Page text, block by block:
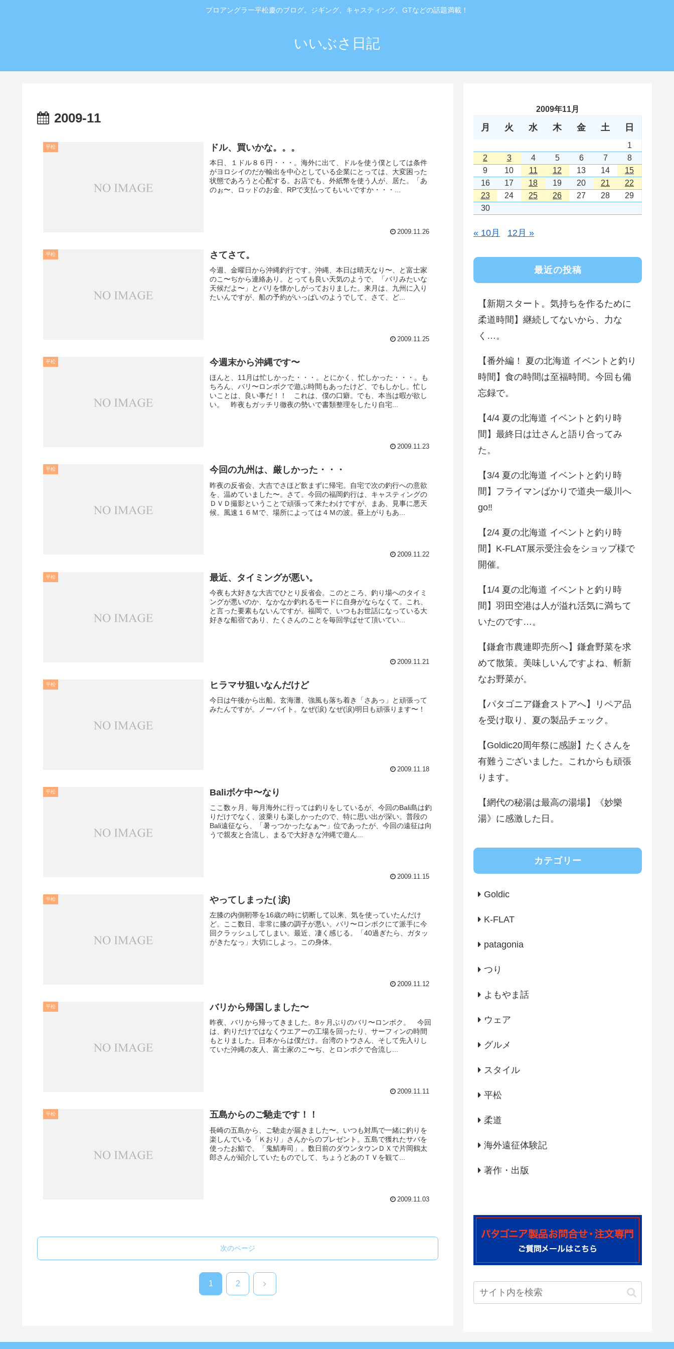
プロアングラー平松慶のブログ。ジギング、キャスティング、GTなどの話題満載！
いいぶさ日記
2009-11
平松 ドル、買いかな。。。
本日、１ドル８６円・・・。海外に出て、ドルを使う僕としては条件
がヨロシイのだが輸出を中心としている企業にとっては、大変困った
状態であろうと心配する。お店でも、外紙幣を使う人が、居た。「あ
のぉ〜、ロッドのお金、RPで支払ってもいいですか・・・...
2009.11.26
平松 さてさて。
今週、金曜日から沖縄釣行です。沖縄、本日は晴天なり〜、と富士家
のこ〜ぢから連絡あり。とっても良い天気のようで、「バリみたいな
天候だよ〜」とバリを懐かしがっておりました。来月は、九州に入り
たいんですが、船の予約がいっぱいのようでして、さて、ど...
2009.11.25
平松 今週末から沖縄です〜
ほんと、11月は忙しかった・・・。とにかく、忙しかった・・・。も
ちろん、バリ〜ロンボクで遊ぶ時間もあったけど、でもしかし。忙し
いことは、良い事だ！！ これは、僕の口癖。でも、本当は暇が欲し
い。 昨夜もガッチリ徹夜の勢いで書類整理をしたり自宅...
2009.11.23
平松 今回の九州は、厳しかった・・・
昨夜の反省会、大吉でさほど飲まずに帰宅。自宅で次の釣行への意欲
を、温めていました〜。さて。今回の福岡釣行は、キャスティングの
ＤＶＤ撮影ということで頑張って来たわけですが、まあ、見事に悪天
候。風速１６Ｍで、場所によっては４Ｍの波。昼上がりもあ...
2009.11.22
平松 最近、タイミングが悪い。
今夜も大好きな大吉でひとり反省会。このところ、釣り場へのタイミ
ングが悪いのか、なかなか釣れるモードに自身がならなくて。これ、
と言った要素もないんですが。福岡で、いつもお世話になっている大
好きな船宿であり、たくさんのことを毎回学ばせて頂いてい...
2009.11.21
平松 ヒラマサ狙いなんだけど
今日は午後から出船。玄海灘、強風も落ち着き「さあっ」と頑張って
みたんですが。ノーバイト。なぜ(涙) なぜ(涙)明日も頑張ります〜！
2009.11.18
平松 Baliボケ中〜なり
ここ数ヶ月、毎月海外に行っては釣りをしているが、今回のBali島は釣
りだけでなく、波乗りも楽しかったので、特に思い出が深い。普段の
Bali遠征なら、「暑っつかったなぁ〜」位であったが、今回の遠征は向
うで親友と合流し、まるで大好きな沖縄で遊ん...
2009.11.15
平松 やってしまった( 涙)
左膝の内側靭帯を16歳の時に切断して以来、気を使っていたんだけ
ど。ここ数日、非常に膝の調子が悪い。バリ〜ロンボクにて派手に今
回クラッシュしてしまい。最近、凄く感じる。「40過ぎたら、ガタッ
がきたなっ」大切にしよっ。この身体。
2009.11.12
平松 バリから帰国しました〜
昨夜、バリから帰ってきました。8ヶ月ぶりのバリ〜ロンボク。 今回
は、釣りだけではなくウエアーの工場を回ったり、サーフィンの時間
もとりました。日本からは僕だけ。台湾のトウさん、そして先入りし
ていた沖縄の友人、富士家のこ〜ぢ、とロンボクで合流し...
2009.11.11
平松 五島からのご馳走です！！
長崎の五島から、ご馳走が届きました〜。いつも対馬で一緒に釣りを
楽しんでいる「Ｋおり」さんからのプレゼント。五島で獲れたサバを
使ったお鮨で、「鬼鯖寿司」。数日前のダウンタウンＤＸで片岡鶴太
郎さんが紹介していたものでして、ちょうどあのＴＶを観て...
2009.11.03
次のページ
1 2 次
2009年11月
月 火 水 木 金 土 日
1
2
3 4 5 6 7
8
9
10 11 12 13 14
15
16
17 18 19 20 21
22
23
24 25 26 27 28
29
30
« 10月 12月 »
最近の投稿
【新期スタート。気持ちを作るために
柔道時間】継続してないから、力な
く…。
【番外編！ 夏の北海道 イベントと釣り
時間】食の時間は至福時間。今回も備
忘録で。
【4/4 夏の北海道 イベントと釣り時
間】最終日は辻さんと語り合ってみ
た。
【3/4 夏の北海道 イベントと釣り時
間】フライマンばかりで道央一級川へ
go‼️
【2/4 夏の北海道 イベントと釣り時
間】K-FLAT展示受注会をショップ様で
開催。
【1/4 夏の北海道 イベントと釣り時
間】羽田空港は人が溢れ活気に満ちて
いたのです…。
【鎌倉市農連即売所へ】鎌倉野菜を求
めて散策。美味しいんですよね、斬新
なお野菜が。
【パタゴニア鎌倉ストアへ】リペア品
を受け取り、夏の製品チェック。
【Goldic20周年祭に感謝】たくさんを
有難うございました。これからも頑張
ります。
【網代の秘湯は最高の湯場】《妙樂
湯》に感激した日。
カテゴリー
Goldic
K-FLAT
patagonia
つり
よもやま話
ウェア
グルメ
スタイル
平松
柔道
海外遠征体験記
著作・出版